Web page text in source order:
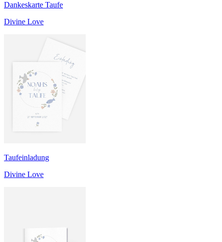
Dankeskarte Taufe
Divine Love
Taufeinladung
Divine Love